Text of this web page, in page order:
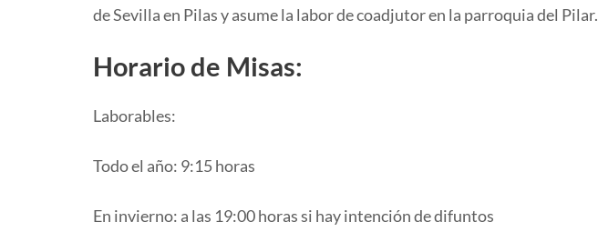
de Sevilla en Pilas y asume la labor de coadjutor en la parroquia del Pilar.
Horario de Misas:
Laborables:
Todo el año: 9:15 horas
En invierno: a las 19:00 horas si hay intención de difuntos